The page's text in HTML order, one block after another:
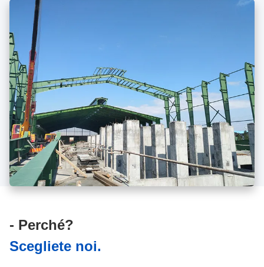
- Perché?
Scegliete noi.